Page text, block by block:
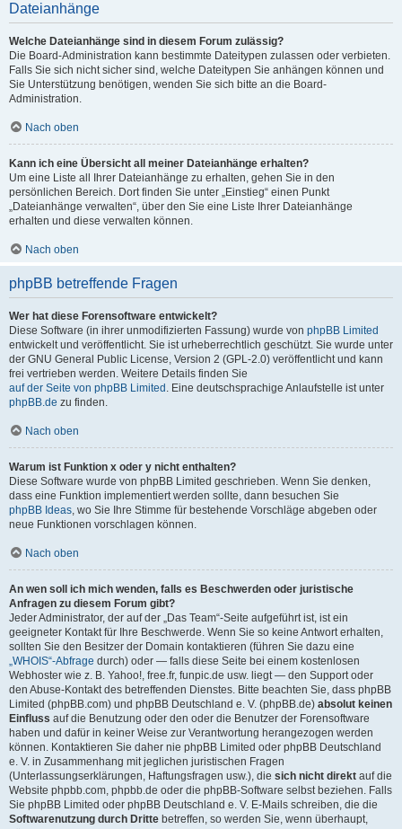
Dateianhänge
Welche Dateianhänge sind in diesem Forum zulässig?
Die Board-Administration kann bestimmte Dateitypen zulassen oder verbieten.
Falls Sie sich nicht sicher sind, welche Dateitypen Sie anhängen können und
Sie Unterstützung benötigen, wenden Sie sich bitte an die Board-
Administration.
Nach oben
Kann ich eine Übersicht all meiner Dateianhänge erhalten?
Um eine Liste all Ihrer Dateianhänge zu erhalten, gehen Sie in den
persönlichen Bereich. Dort finden Sie unter „Einstieg“ einen Punkt
„Dateianhänge verwalten“, über den Sie eine Liste Ihrer Dateianhänge
erhalten und diese verwalten können.
Nach oben
phpBB betreffende Fragen
Wer hat diese Forensoftware entwickelt?
Diese Software (in ihrer unmodifizierten Fassung) wurde von phpBB Limited
entwickelt und veröffentlicht. Sie ist urheberrechtlich geschützt. Sie wurde unter
der GNU General Public License, Version 2 (GPL-2.0) veröffentlicht und kann
frei vertrieben werden. Weitere Details finden Sie
auf der Seite von phpBB Limited . Eine deutschsprachige Anlaufstelle ist unter
phpBB.de zu finden.
Nach oben
Warum ist Funktion x oder y nicht enthalten?
Diese Software wurde von phpBB Limited geschrieben. Wenn Sie denken,
dass eine Funktion implementiert werden sollte, dann besuchen Sie
phpBB Ideas, wo Sie Ihre Stimme für bestehende Vorschläge abgeben oder
neue Funktionen vorschlagen können.
Nach oben
An wen soll ich mich wenden, falls es Beschwerden oder juristische
Anfragen zu diesem Forum gibt?
Jeder Administrator, der auf der „Das Team“-Seite aufgeführt ist, ist ein
geeigneter Kontakt für Ihre Beschwerde. Wenn Sie so keine Antwort erhalten,
sollten Sie den Besitzer der Domain kontaktieren (führen Sie dazu eine
„WHOIS“-Abfrage durch) oder — falls diese Seite bei einem kostenlosen
Webhoster wie z. B. Yahoo!, free.fr, funpic.de usw. liegt — den Support oder
den Abuse-Kontakt des betreffenden Dienstes. Bitte beachten Sie, dass phpBB
Limited (phpBB.com) und phpBB Deutschland e. V. (phpBB.de) absolut keinen
Einfluss auf die Benutzung oder den oder die Benutzer der Forensoftware
haben und dafür in keiner Weise zur Verantwortung herangezogen werden
können. Kontaktieren Sie daher nie phpBB Limited oder phpBB Deutschland
e. V. in Zusammenhang mit jeglichen juristischen Fragen
(Unterlassungserklärungen, Haftungsfragen usw.), die sich nicht direkt auf die
Website phpbb.com, phpbb.de oder die phpBB-Software selbst beziehen. Falls
Sie phpBB Limited oder phpBB Deutschland e. V. E-Mails schreiben, die die
Softwarenutzung durch Dritte betreffen, so werden Sie, wenn überhaupt,